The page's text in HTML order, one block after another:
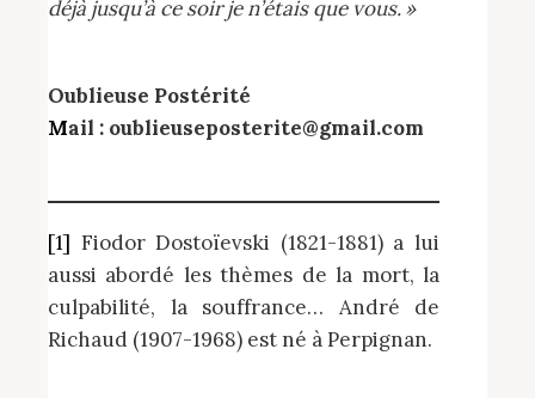
déjà jusqu’à ce soir je n’étais que vous. »
Oublieuse Postérité
Mail : oublieuseposterite@gmail.com
[1] Fiodor Dostoïevski (1821-1881) a lui
aussi abordé les thèmes de la mort, la
culpabilité, la souffrance… André de
Richaud (1907-1968) est né à Perpignan.